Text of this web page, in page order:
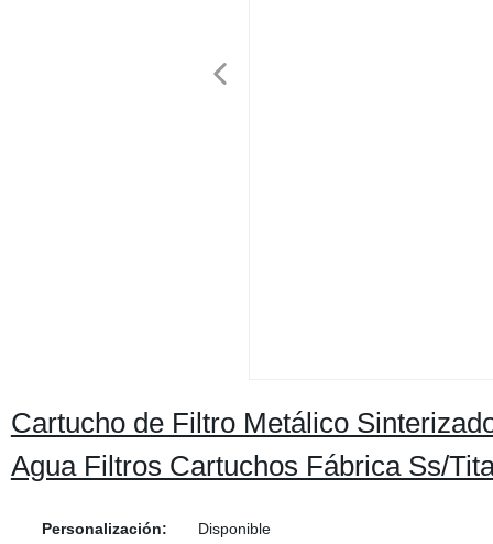
Cartucho de Filtro Metálico
Agua Filtros Cartuchos Fábrica Ss/
Personalización:
Disponible